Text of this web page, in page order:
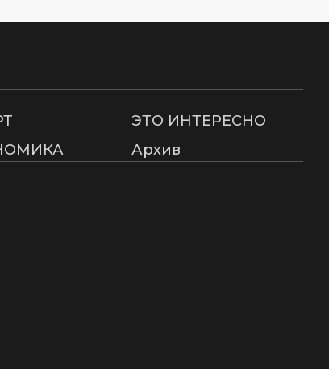
ЭТО ИНТЕРЕСНО
Архив